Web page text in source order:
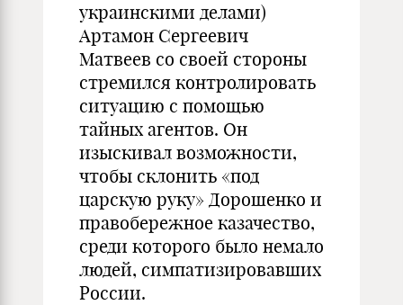
украинскими делами)
Артамон Сергеевич
Матвеев со своей стороны
стремился контролировать
ситуацию с помощью
тайных агентов. Он
изыскивал возможности,
чтобы склонить «под
царскую руку» Дорошенко и
правобережное казачество,
среди которого было немало
людей, симпатизировавших
России.